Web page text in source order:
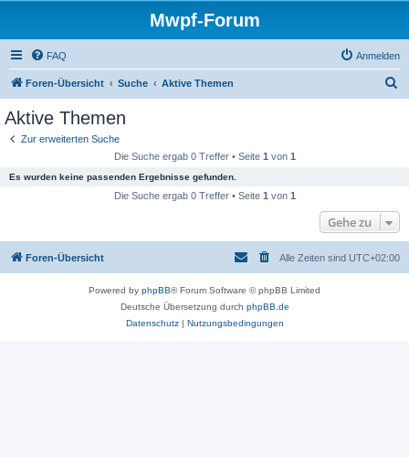
Mwpf-Forum
FAQ Anmelden
Foren-Übersicht Suche Aktive Themen
Aktive Themen
Zur erweiterten Suche
Die Suche ergab 0 Treffer • Seite 1 von 1
Es wurden keine passenden Ergebnisse gefunden.
Die Suche ergab 0 Treffer • Seite 1 von 1
Gehe zu
Foren-Übersicht Alle Zeiten sind UTC+02:00
Powered by phpBB® Forum Software © phpBB Limited
Deutsche Übersetzung durch phpBB.de
Datenschutz| Nutzungsbedingungen